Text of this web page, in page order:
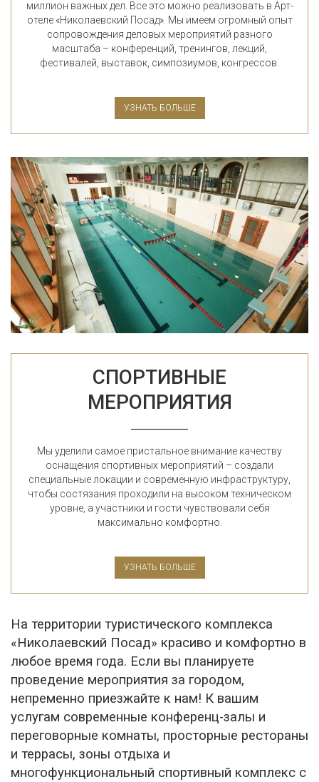
миллион важных дел. Все это можно реализовать в Арт-
отеле «Николаевский Посад». Мы имеем огромный опыт
сопровождения деловых мероприятий разного
масштаба – конференций, тренингов, лекций,
фестивалей, выставок, симпозиумов, конгрессов.
УЗНАТЬ БОЛЬШЕ
СПОРТИВНЫЕ
МЕРОПРИЯТИЯ
Мы уделили самое пристальное внимание качеству
оснащения спортивных мероприятий – создали
специальные локации и современную инфраструктуру,
чтобы состязания проходили на высоком техническом
уровне, а участники и гости чувствовали себя
максимально комфортно.
УЗНАТЬ БОЛЬШЕ
На территории туристического комплекса
«Николаевский Посад» красиво и комфортно в
любое время года. Если вы планируете
проведение мероприятия за городом,
непременно приезжайте к нам! К вашим
услугам современные конференц-залы и
переговорные комнаты, просторные рестораны
и террасы, зоны отдыха и
многофункциональный спортивный комплекс с